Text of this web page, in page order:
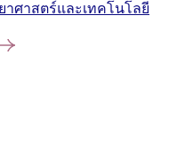
าศาสตร์และเทคโนโลยี